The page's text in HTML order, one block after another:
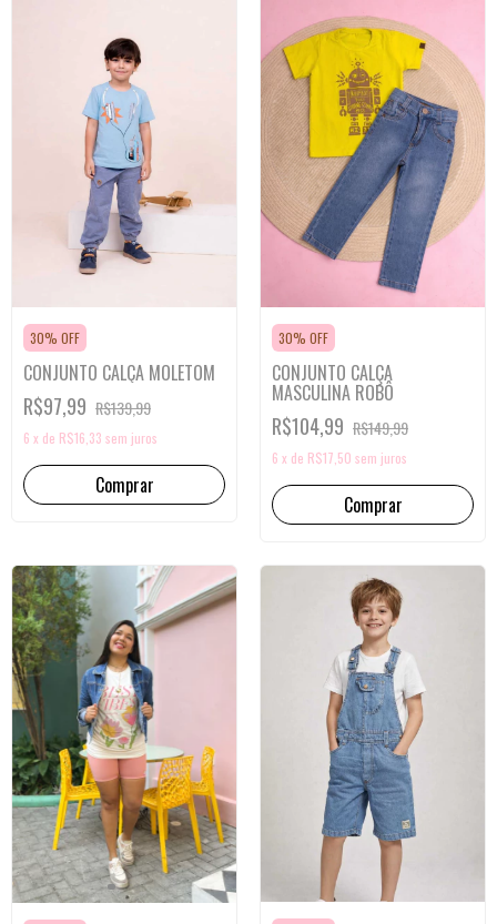
30% OFF
CONJUNTO CALÇA MOLETOM
R$97,99 R$139,99
6 x de R$16,33 sem juros
Comprar
30% OFF
CONJUNTO CALÇA
MASCULINA ROBÔ
R$104,99 R$149,99
6 x de R$17,50 sem juros
Comprar